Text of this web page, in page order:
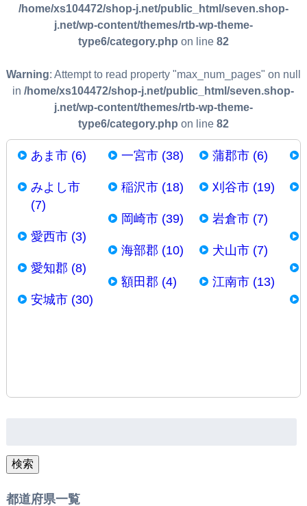
/home/xs104472/shop-j.net/public_html/seven.shop-
j.net/wp-content/themes/rtb-wp-theme-
type6/category.php on line 82
Warning: Attempt to read property "max_num_pages" on null
in/home/xs104472/shop-j.net/public_html/seven.shop-
j.net/wp-content/themes/rtb-wp-theme-
type6/category.php on line 82
あま市 (6)
みよし市
(7)
愛西市 (3)
愛知郡 (8)
安城市 (30)
一宮市 (38)
稲沢市 (18)
岡崎市 (39)
海部郡 (10)
額田郡 (4)
蒲郡市 (6)
刈谷市 (19)
岩倉市 (7)
犬山市 (7)
江南市 (13)
検索
都道府県一覧